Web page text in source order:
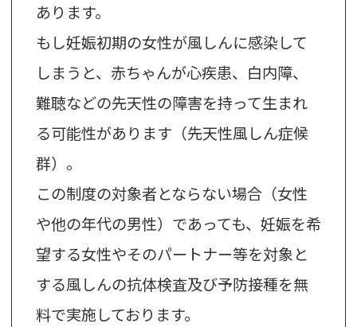
あります。
もし妊娠初期の女性が風しんに感染して
しまうと、赤ちゃんが心疾患、白内障、
難聴などの先天性の障害を持って生まれ
る可能性があります（先天性風しん症候
群）。
この制度の対象者とならない場合（女性
や他の年代の男性）であっても、妊娠を希
望する女性やそのパートナー等を対象と
する風しんの抗体検査及び予防接種を無
料で実施しております。